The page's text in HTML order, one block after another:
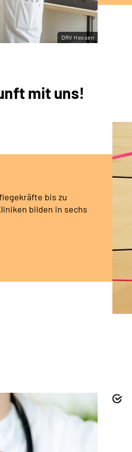
DRV Hessen
mit uns!
bis zu
bilden in sechs